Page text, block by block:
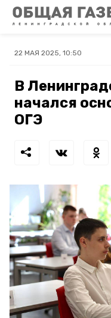
22 МАЯ 2025, 10:50
В
начался
ОГЭ